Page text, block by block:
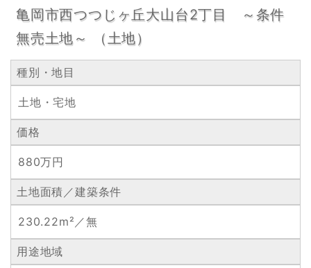
亀岡市西つつじヶ丘大山台2丁目 ～条件
無売土地～ （土地）
種別・地目
土地・宅地
価格
880万円
土地面積／建築条件
230.22m²／無
用途地域